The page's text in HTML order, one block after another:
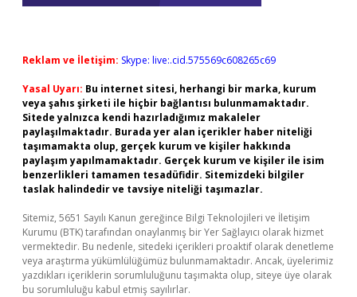
Reklam ve İletişim: Skype: live:.cid.575569c608265c69
Yasal Uyarı: Bu internet sitesi, herhangi bir marka, kurum
veya şahıs şirketi ile hiçbir bağlantısı bulunmamaktadır.
Sitede yalnızca kendi hazırladığımız makaleler
paylaşılmaktadır. Burada yer alan içerikler haber niteliği
taşımamakta olup, gerçek kurum ve kişiler hakkında
paylaşım yapılmamaktadır. Gerçek kurum ve kişiler ile isim
benzerlikleri tamamen tesadüfidir. Sitemizdeki bilgiler
taslak halindedir ve tavsiye niteliği taşımazlar.
Sitemiz, 5651 Sayılı Kanun gereğince Bilgi Teknolojileri ve İletişim
Kurumu (BTK) tarafından onaylanmış bir Yer Sağlayıcı olarak hizmet
vermektedir. Bu nedenle, sitedeki içerikleri proaktif olarak denetleme
veya araştırma yükümlülüğümüz bulunmamaktadır. Ancak, üyelerimiz
yazdıkları içeriklerin sorumluluğunu taşımakta olup, siteye üye olarak
bu sorumluluğu kabul etmiş sayılırlar.